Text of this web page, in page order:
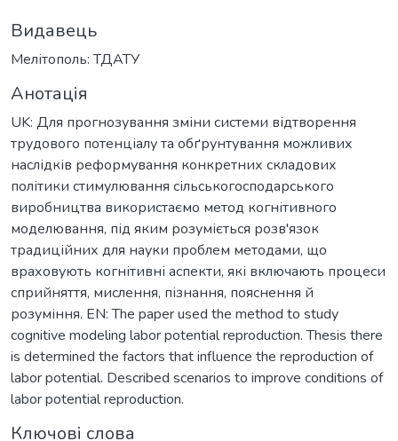
Видавець
Мелітополь: ТДАТУ
Анотація
UK: Для прогнозування зміни системи відтворення
трудового потенціалу та обґрунтування можливих
наслідків реформування конкретних складових
політики стимулювання сільськогосподарського
виробництва використаємо метод когнітивного
моделювання, під яким розуміється розв'язок
традиційних для науки проблем методами, що
враховують когнітивні аспекти, які включають процеси
сприйняття, мислення, пізнання, пояснення й
розуміння. EN: The paper used the method to study
cognitive modeling labor potential reproduction. Thesis there
is determined the factors that influence the reproduction of
labor potential. Described scenarios to improve conditions of
labor potential reproduction.
Ключові слова